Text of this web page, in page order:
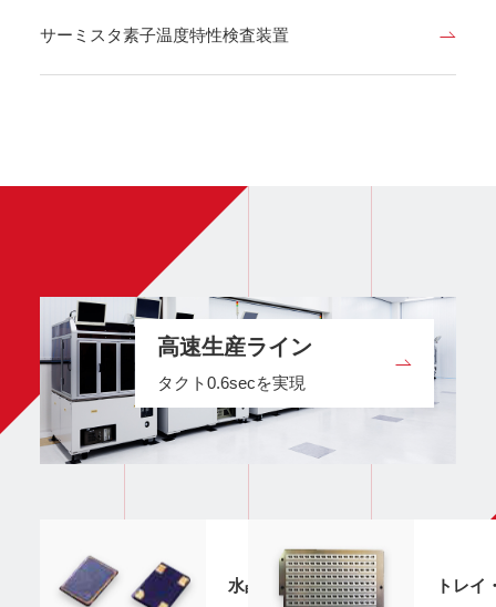
サーミスタ素子温度特性検査装置
高速生産ライン
タクト0.6secを実現
水晶振動子外観・構造 トレイ